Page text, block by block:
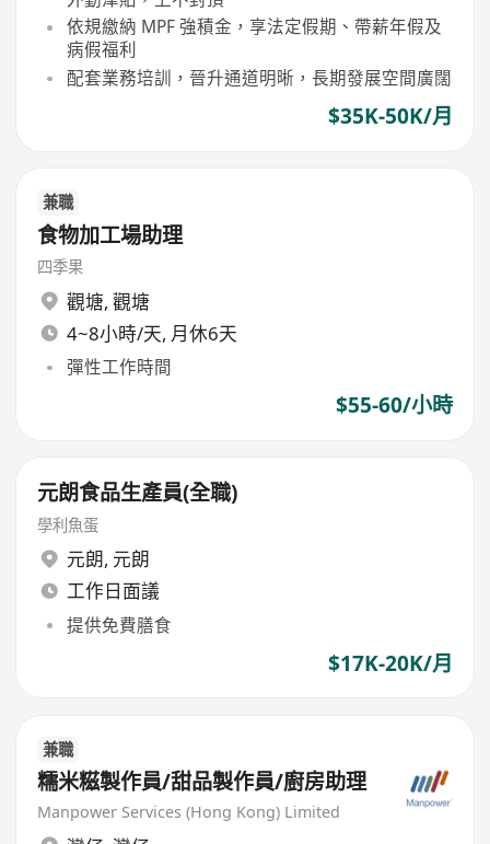
依規繳納 MPF 強積金，享法定假期、帶薪年假及
病假福利
配套業務培訓，晉升通道明晰，長期發展空間廣闊
$35K-50K/月
兼職
食物加工場助理
四季果
觀塘, 觀塘
4~8小時/天, 月休6天
彈性工作時間
$55-60/小時
元朗食品生產員(全職)
學利魚蛋
元朗, 元朗
工作日面議
提供免費膳食
$17K-20K/月
兼職
糯米糍製作員/甜品製作員/廚房助理
Manpower Services (Hong Kong) Limited